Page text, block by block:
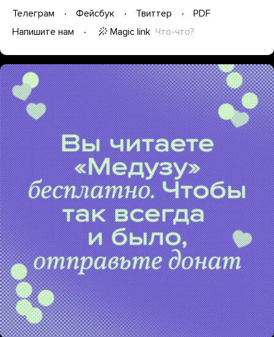
Телеграм Фейсбук Твиттер
PDF
Напишите нам
Magic link Что-что?